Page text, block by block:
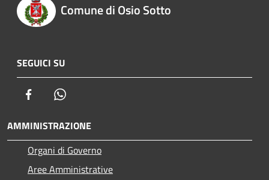
Comune di Osio Sotto
SEGUICI SU
Facebook
AMMINISTRAZIONE
Organi di Governo
Aree Amministrative